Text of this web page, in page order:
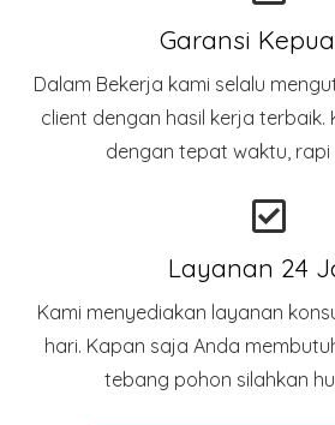
Garansi
Dalam Bekerja kami selalu
client dengan hasil kerja terbaik.
dengan tepat waktu, rapi
Layanan 24
Kami menyediakan layanan
hari. Kapan saja Anda
tebang pohon silahkan